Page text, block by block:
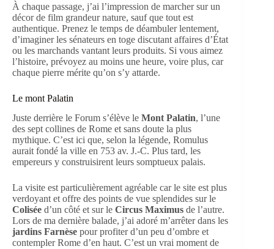
À chaque passage, j’ai l’impression de marcher sur un
décor de film grandeur nature, sauf que tout est
authentique. Prenez le temps de déambuler lentement,
d’imaginer les sénateurs en toge discutant affaires d’État
ou les marchands vantant leurs produits. Si vous aimez
l’histoire, prévoyez au moins une heure, voire plus, car
chaque pierre mérite qu’on s’y attarde.
Le mont Palatin
Juste derrière le Forum s’élève le Mont Palatin, l’une
des sept collines de Rome et sans doute la plus
mythique. C’est ici que, selon la légende, Romulus
aurait fondé la ville en 753 av. J.-C. Plus tard, les
empereurs y construisirent leurs somptueux palais.
La visite est particulièrement agréable car le site est plus
verdoyant et offre des points de vue splendides sur le
Colisée d’un côté et sur le Circus Maximus de l’autre.
Lors de ma dernière balade, j’ai adoré m’arrêter dans les
jardins Farnèse pour profiter d’un peu d’ombre et
contempler Rome d’en haut. C’est un vrai moment de